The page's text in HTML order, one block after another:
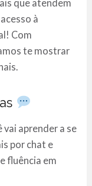
que atendem
à
Com
te mostrar
vai aprender a se
por chat e
fluência em